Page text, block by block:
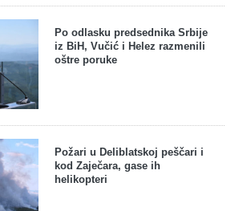
Po odlasku predsednika Srbije
iz BiH, Vučić i Helez razmenili
oštre poruke
Požari u Deliblatskoj peščari i
kod Zaječara, gase ih
helikopteri